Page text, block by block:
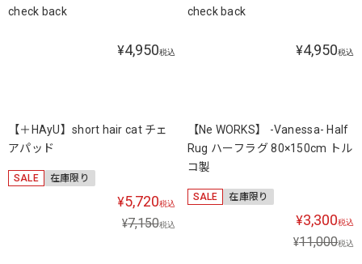
check back
¥4,950税込
check back
¥4,950税込
【＋HAyU】short hair cat チェ
アパッド
SALE 在庫限り
¥5,720税込
¥7,150税込
【Ne WORKS】 -Vanessa- Half
Rug ハーフラグ 80×150cm トル
コ製
SALE 在庫限り
¥3,300税込
¥11,000税込